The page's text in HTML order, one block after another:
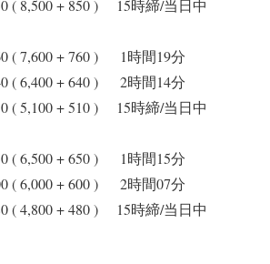
( 8,500 + 850 ) 15時締/当日中
( 7,600 + 760 ) 1時間19分
( 6,400 + 640 ) 2時間14分
( 5,100 + 510 ) 15時締/当日中
( 6,500 + 650 ) 1時間15分
( 6,000 + 600 ) 2時間07分
( 4,800 + 480 ) 15時締/当日中